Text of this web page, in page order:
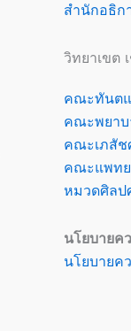
สำนักอธิก
วิทยาเขต
คณะทันต
คณะพยาบ
คณะเภสัช
คณะแพท
หมวดศิลป
นโยบายค
นโยบายค